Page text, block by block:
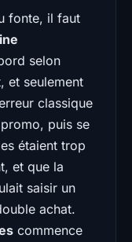
fonte, il faut
selon
et seulement
classique
puis se
étaient trop
et que la
saisir un
achat.
commence